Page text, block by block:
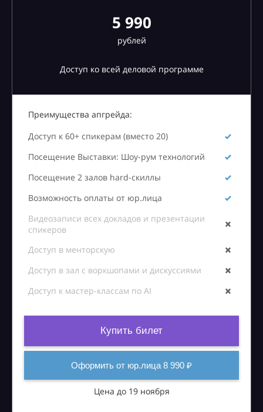
5 990
рублей
Доступ ко всей деловой программе
Преимущества апгрейда:
Доступ к 60+ спикерам (вместо 20)
Посещение Выставки: Шоу-рум технологий
Посещение 2 залов hard-скиллы
Возможность оплаты от юр.лица
Видеозаписи всех докладов и презентации
спикеров
Доступ в менторскую
Доступ в зал с воркшопами и дискуссиями
Доступ к мастер-классам по AI
Купить билет
Оформить от юр.лица 8 990 ₽
Цена до 19 ноября